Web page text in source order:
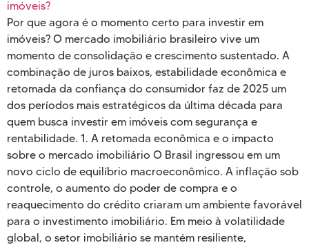
Por que agora é o momento certo para investir em
imóveis? O mercado imobiliário brasileiro vive um
momento de consolidação e crescimento sustentado. A
combinação de juros baixos, estabilidade econômica e
retomada da confiança do consumidor faz de 2025 um
dos períodos mais estratégicos da última década para
quem busca investir em imóveis com segurança e
rentabilidade. 1. A retomada econômica e o impacto
sobre o mercado imobiliário O Brasil ingressou em um
novo ciclo de equilíbrio macroeconômico. A inflação sob
controle, o aumento do poder de compra e o
reaquecimento do crédito criaram um ambiente favorável
para o investimento imobiliário. Em meio à volatilidade
global, o setor imobiliário se mantém resiliente,